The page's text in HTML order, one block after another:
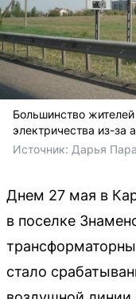
Большинство
электричества из-за
Источник: Дарья
Днем 27 мая в
в поселке
стало